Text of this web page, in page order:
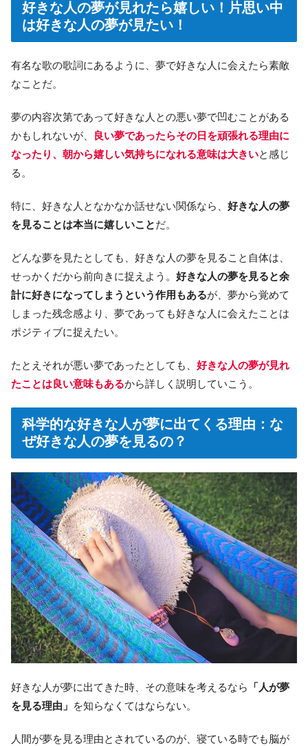
好きな人の夢が見れたら嬉しい！片思い中
は好きな人の夢が見たい！
有名な歌の歌詞にあるように、夢で好きな人に会えたら素敵
なことだ。
夢の内容次第であって好きな人との悪い夢で凹むことがある
かもしれないが、
良い夢であったらその日を頑張れる理由に
なったり、朝から嬉しい気持ちになれる意味は大きいと感じ
る。
特に、好きな人となかなか話せない関係なら、 好きな人の夢
を見ることは本当に嬉しいことだ。
どんな夢を見たとしても、好きな人の夢を見ること自体は、
せっかくだから前向きに捉えよう。 好きな人の夢を見ると余
計に好きになってしまうという作用もあるが、夢から覚めて
しまった残念感より、夢であっても好きな人に会えたことは
ポジティブに捉えたい。
たとえそれが悪い夢であったとしても、 好きな人の夢が見れ
たことは良い意味もあるから詳しく説明していこう。
科学的な好きな人が夢に出てくる理由：な
ぜ好きな人の夢を見るの？
好きな人が夢に出てきた時、その意味を考えるなら
「人が夢
を見る理由」 を知らなくてはならない。
人間が夢を見る理由とされているのが、寝ている時でも脳が